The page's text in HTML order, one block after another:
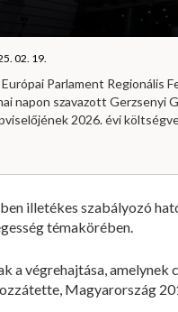
02. 19.
Parlament Regionális
napon szavazott Gerzsenyi
2026. évi
illetékes szabályozó
témakörében.
a végrehajtása, amelynek
Magyarország